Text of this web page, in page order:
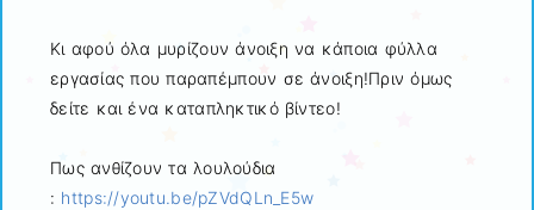
Κι αφού όλα μυρίζουν άνοιξη να κάποια φύλλα
εργασίας που παραπέμπουν σε άνοιξη!Πριν όμως
δείτε και ένα καταπληκτικό βίντεο!
Πως ανθίζουν τα λουλούδια
: https://youtu.be/pZVdQLn_E5w